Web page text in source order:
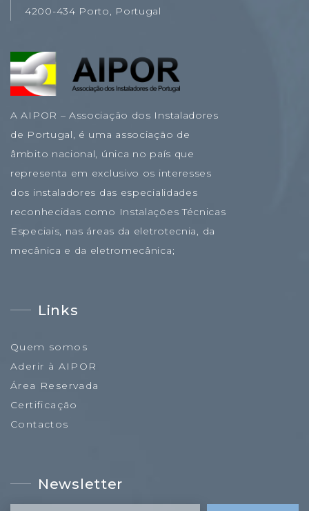
4200-434 Porto, Portugal
A AIPOR – Associação dos Instaladores
de Portugal, é uma associação de
âmbito nacional, única no país que
representa em exclusivo os interesses
dos instaladores das especialidades
reconhecidas como Instalações Técnicas
Especiais, nas áreas da eletrotecnia, da
mecânica e da eletromecânica;
Links
Quem somos
Aderir à AIPOR
Área Reservada
Certificação
Contactos
Newsletter